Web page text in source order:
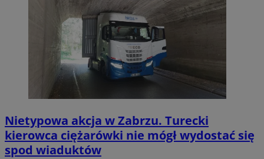
Nietypowa akcja w Zabrzu. Turecki
kierowca ciężarówki nie mógł wydostać się
spod wiaduktów